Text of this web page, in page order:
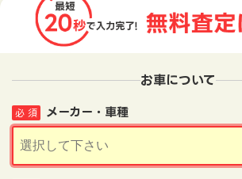
お車について
メーカー・車種
必 須